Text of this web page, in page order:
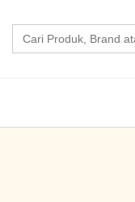
Search
for: